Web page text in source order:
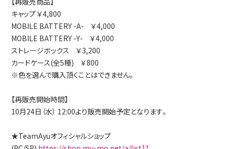
キャップ ￥4,800
MOBILE BATTERY -A- ￥4,000
MOBILE BATTERY -Y- ￥4,000
ストレージボックス ￥3,200
カードケース(全5種) ￥800
※色を選んで購入頂くことはできません。
【再販売開始時間】
10月24日（水） 12:00より販売開始予定となります｡
★TeamAyuオフィシャルショップ